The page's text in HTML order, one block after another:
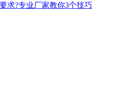
求?专业厂家教你3个技巧